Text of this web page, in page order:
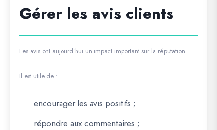
Gérer les avis clients
Les avis ont aujourd’hui un impact important sur la réputation.
Il est utile de :
encourager les avis positifs ;
répondre aux commentaires ;